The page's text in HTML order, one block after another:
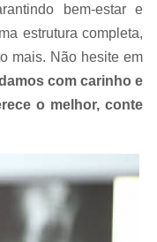
Laboratoriais Animais
para Animais
para Cachorro
Cachorro São Paulo
Cardiograma para
Gato
Exame de
bem-estar e
estrutura completa,
mais. Não hesite em
com carinho e
o melhor, conte